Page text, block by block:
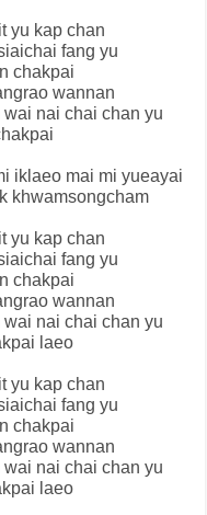
yu kap chan
fang yu
chakpai
wannan
nai chai chan yu
iklaeo mai mi yueayai
khwamsongcham
yu kap chan
fang yu
chakpai
wannan
nai chai chan yu
laeo
yu kap chan
fang yu
chakpai
wannan
nai chai chan yu
laeo